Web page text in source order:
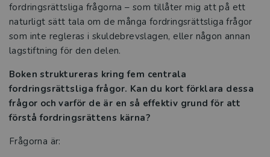
fordringsrättsliga frågorna – som tillåter mig att på ett
naturligt sätt tala om de många fordringsrättsliga frågor
som inte regleras i skuldebrevslagen, eller någon annan
lagstiftning för den delen.
Boken struktureras kring fem centrala
fordringsrättsliga frågor. Kan du kort förklara dessa
frågor och varför de är en så effektiv grund för att
förstå fordringsrättens kärna?
Frågorna är: